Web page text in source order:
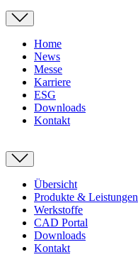
Home
News
Messe
Karriere
ESG
Downloads
Kontakt
Übersicht
Produkte & Leistungen
Werkstoffe
CAD Portal
Downloads
Kontakt